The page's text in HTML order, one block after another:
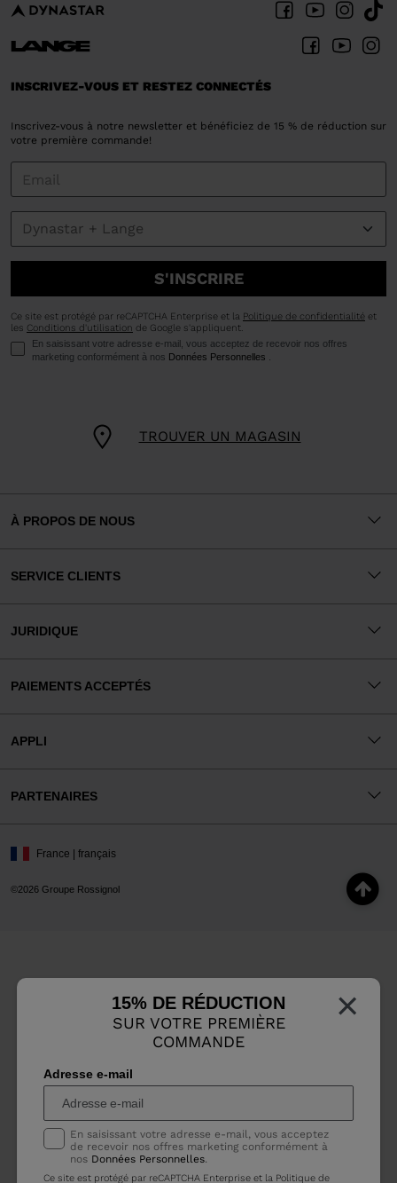
×
15% DE RÉDUCTION
SUR VOTRE PREMIÈRE
COMMANDE
Adresse e-mail
En saisissant votre adresse e-mail, vous acceptez
de recevoir nos offres marketing conformément à
nos Données Personnelles.
Ce site est protégé par reCAPTCHA Enterprise et la Politique de
TROUVER UN MAGASIN
INSCRIVEZ-VOUS ET RESTEZ CONNECTÉS
Inscrivez-vous à notre newsletter et bénéficiez de 15 % de réduction sur
votre première commande!
S'INSCRIRE
Ce site est protégé par reCAPTCHA Enterprise et la Politique de confidentialité et
les Conditions d'utilisation de Google s'appliquent.
En saisissant votre adresse e-mail, vous acceptez de recevoir nos offres
marketing conformément à nos Données Personnelles .
À PROPOS DE NOUS
SERVICE CLIENTS
JURIDIQUE
PAIEMENTS ACCEPTÉS
APPLI
PARTENAIRES
©2026 Groupe Rossignol
France | français